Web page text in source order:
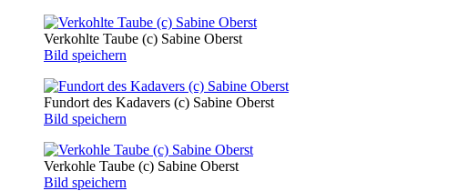
Verkohlte Taube (c) Sabine Oberst
Bild speichern
Fundort des Kadavers (c) Sabine Oberst
Bild speichern
Verkohle Taube (c) Sabine Oberst
Bild speichern